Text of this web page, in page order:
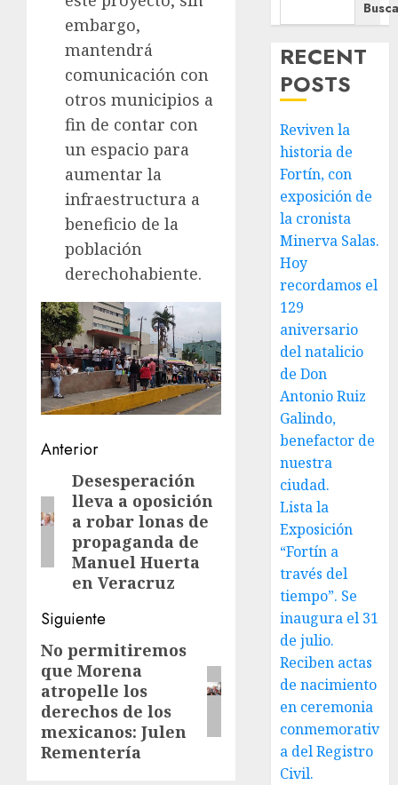
embargo,
mantendrá
comunicación con
otros municipios a
fin de contar con
un espacio para
aumentar la
infraestructura a
beneficio de la
población
derechohabiente.
Navegación
entradas
Anterior
Entrada
anterior:
Desesperación
lleva a oposición
a robar lonas de
propaganda de
Manuel Huerta
en Veracruz
Siguiente
Siguiente
entrada:
No permitiremos
que Morena
atropelle los
derechos de los
mexicanos: Julen
Rementería
RECENT
POSTS
Reviven la
historia de
Fortín, con
exposición de
la cronista
Minerva Salas.
Hoy
recordamos el
129
aniversario
del natalicio
de Don
Antonio Ruiz
Galindo,
benefactor de
nuestra
ciudad.
Lista la
Exposición
“Fortín a
través del
tiempo”. Se
inaugura el 31
de julio.
Reciben actas
de nacimiento
en ceremonia
conmemorativ
a del Registro
Civil.